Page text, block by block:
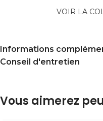
VOIR LA
Informations
Conseil d'entretien
Vous aimerez